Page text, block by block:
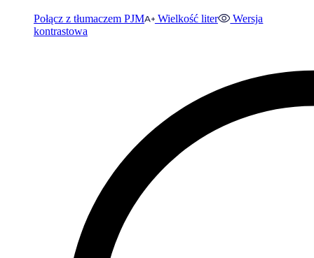
Połącz z tłumaczem PJM Wielkość liter
Wersja
kontrastowa